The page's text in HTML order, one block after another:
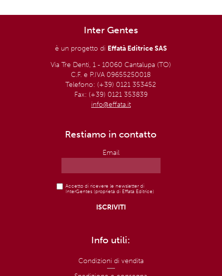
Inter Gentes
è un progetto di Effatà Editrice SAS
Via Tre Denti, 1 - 10060 Cantalupa (TO)
C.F. e P.IVA 09655250018
Telefono: (+39) 0121 353452
Fax: (+39) 0121 353839
info@effata.it
Restiamo in contatto
Email
Accetto di ricevere le newsletter di
InterGentes (proprietà di Effatà Editrice)
Info utili:
Condizioni di vendita